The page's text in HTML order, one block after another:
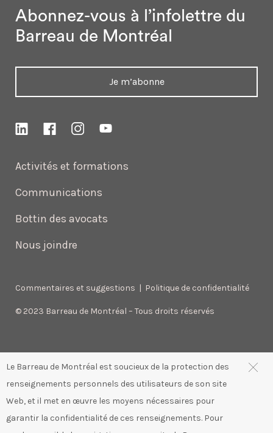
Le Barreau de Montréal est soucieux de la protection des
renseignements personnels des utilisateurs de son site
Web, et il met en œuvre les moyens nécessaires pour
garantir la confidentialité de ces renseignements. Pour
Activités et formations
Communications
Bottin des avocats
Nous joindre
Abonnez-vous à l’infolettre du
Barreau de Montréal
Je m’abonne
Commentaires et suggestions | Politique de confidentialité
© 2023 Barreau de Montréal – Tous droits réservés